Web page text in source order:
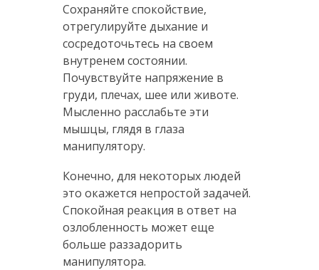
Сохраняйте спокойствие,
отрегулируйте дыхание и
сосредоточьтесь на своем
внутренем состоянии.
Почувствуйте напряжение в
груди, плечах, шее или животе.
Мысленно расслабьте эти
мышцы, глядя в глаза
манипулятору.
Конечно, для некоторых людей
это окажется непростой задачей.
Спокойная реакция в ответ на
озлобленность может еще
больше раззадорить
манипулятора.